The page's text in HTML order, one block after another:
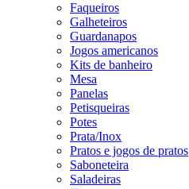
Faqueiros
Galheteiros
Guardanapos
Jogos americanos
Kits de banheiro
Mesa
Panelas
Petisqueiras
Potes
Prata/Inox
Pratos e jogos de pratos
Saboneteira
Saladeiras